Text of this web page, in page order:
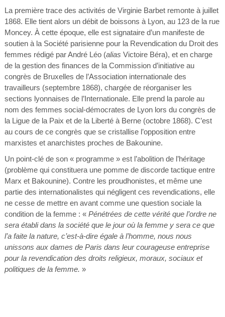
La première trace des activités de Virginie Barbet remonte à juillet
1868. Elle tient alors un débit de boissons à Lyon, au 123 de la rue
Moncey. À cette époque, elle est signataire d’un manifeste de
soutien à la Société parisienne pour la Revendication du Droit des
femmes rédigé par André Léo (alias Victoire Béra), et en charge
de la gestion des finances de la Commission d’initiative au
congrès de Bruxelles de l’Association internationale des
travailleurs (septembre 1868), chargée de réorganiser les
sections lyonnaises de l’Internationale. Elle prend la parole au
nom des femmes social-démocrates de Lyon lors du congrès de
la Ligue de la Paix et de la Liberté à Berne (octobre 1868). C’est
au cours de ce congrès que se cristallise l’opposition entre
marxistes et anarchistes proches de Bakounine.
Un point-clé de son « programme » est l’abolition de l’héritage
(problème qui constituera une pomme de discorde tactique entre
Marx et Bakounine). Contre les proudhonistes, et même une
partie des internationalistes qui négligent ces revendications, elle
ne cesse de mettre en avant comme une question sociale la
condition de la femme : « Pénétrées de cette vérité que l’ordre ne
sera établi dans la société que le jour où la femme y sera ce que
l’a faite la nature, c’est-à-dire égale à l’homme, nous nous
unissons aux dames de Paris dans leur courageuse entreprise
pour la revendication des droits religieux, moraux, sociaux et
politiques de la femme. »